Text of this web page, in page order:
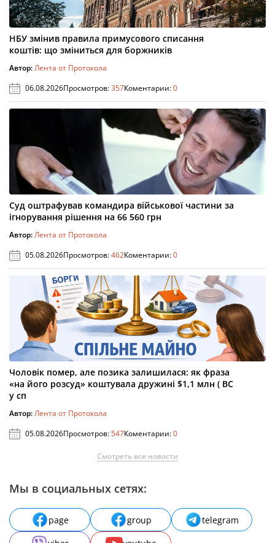
НБУ змінив правила примусового списання
коштів: що зміниться для боржників
Автор:Лента от Протокола
06.08.2026Просмотров:357Коментарии:0
Суд оштрафував командира військової частини за
ігнорування рішення на 66 560 грн
Автор:Лента от Протокола
05.08.2026Просмотров:462Коментарии:0
Чоловік помер, але позика залишилася: як фраза
«на його розсуд» коштувала дружині $1,1 млн ( ВС
у сп
Автор:Лента от Протокола
05.08.2026Просмотров:547Коментарии:0
Смотреть все новости
Мы в социальных сетях:
page group
telegram